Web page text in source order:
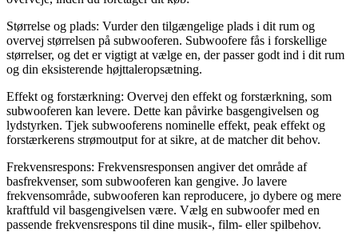
Størrelse og plads: Vurder den tilgængelige plads i dit rum og
overvej størrelsen på subwooferen. Subwoofere fås i forskellige
størrelser, og det er vigtigt at vælge en, der passer godt ind i dit rum
og din eksisterende højttaleropsætning.
Effekt og forstærkning: Overvej den effekt og forstærkning, som
subwooferen kan levere. Dette kan påvirke basgengivelsen og
lydstyrken. Tjek subwooferens nominelle effekt, peak effekt og
forstærkerens strømoutput for at sikre, at de matcher dit behov.
Frekvensrespons: Frekvensresponsen angiver det område af
basfrekvenser, som subwooferen kan gengive. Jo lavere
frekvensområde, subwooferen kan reproducere, jo dybere og mere
kraftfuld vil basgengivelsen være. Vælg en subwoofer med en
passende frekvensrespons til dine musik-, film- eller spilbehov.